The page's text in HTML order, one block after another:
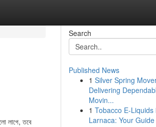
লাগে, তবে
Search
Published News
1 Silver Spring
Delivering
Movin...
1 Tobacco E-Liquids
Larnaca: Your